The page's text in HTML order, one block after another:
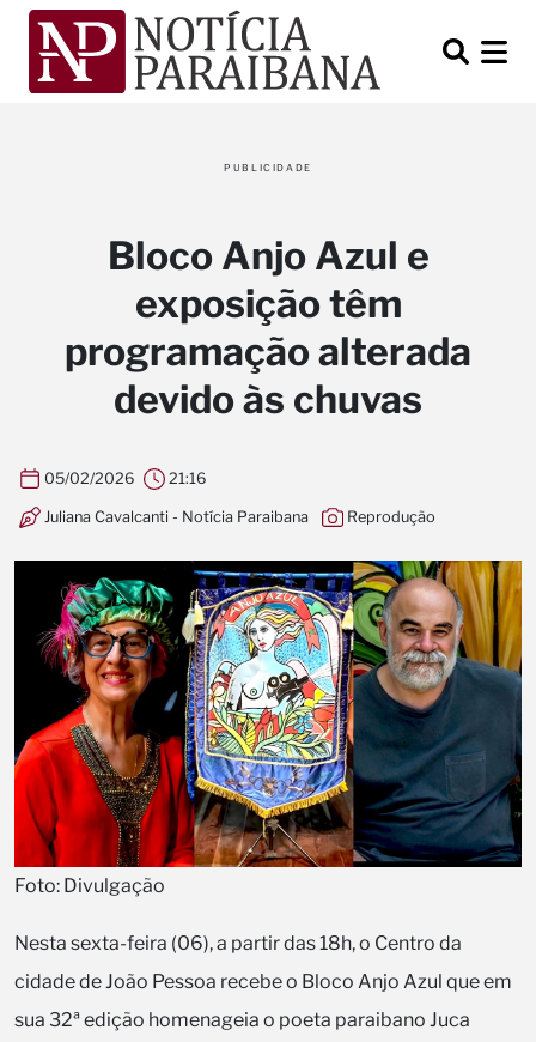
PUBLICIDADE
Bloco Anjo Azul e
exposição têm
programação alterada
devido às chuvas
05/02/2026 21:16
Juliana Cavalcanti - Notícia Paraibana Reprodução
Foto: Divulgação
Nesta sexta-feira (06), a partir das 18h, o Centro da
cidade de João Pessoa recebe o Bloco Anjo Azul que em
sua 32ª edição homenageia o poeta paraibano Juca